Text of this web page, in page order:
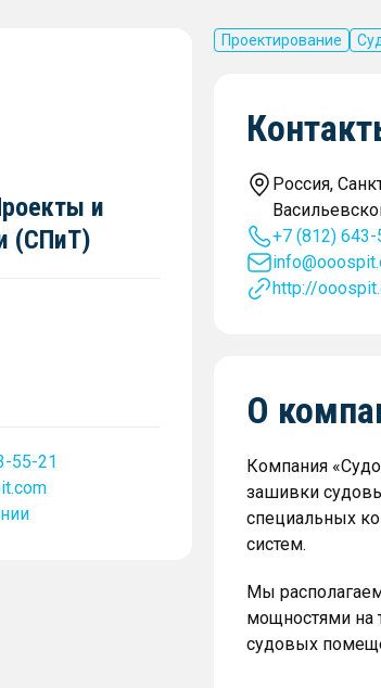
и
(СПиТ)
55-21
Проектирование
Россия,
+7 (812) 643-
http://
О
Компания
зашивки
специальных
систем.
Мы
мощностями на
судовых